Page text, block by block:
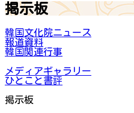
掲示板
韓国文化院ニュース
報道資料
韓国関連行事
メディアギャラリー
ひとこと書評
掲示板